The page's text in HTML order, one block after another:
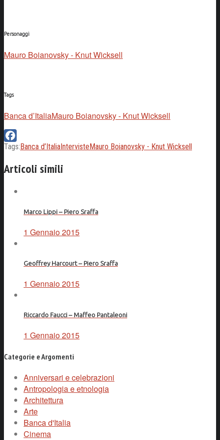
Personaggi
Mauro Boianovsky - Knut Wicksell
Tags
Banca d’ItaliaMauro Boianovsky - Knut Wicksell
Facebook
Tags:Banca d’ItaliaIntervisteMauro Boianovsky - Knut Wicksell
Articoli simili
Marco Lippi – Piero Sraffa
1 Gennaio 2015
Geoffrey Harcourt – Piero Sraffa
1 Gennaio 2015
Riccardo Faucci – Maffeo Pantaleoni
1 Gennaio 2015
Categorie e Argomenti
Anniversari e celebrazioni
Antropologia e etnologia
Architettura
Arte
Banca d'Italia
Cinema